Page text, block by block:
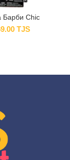
Барби Chic
TJS